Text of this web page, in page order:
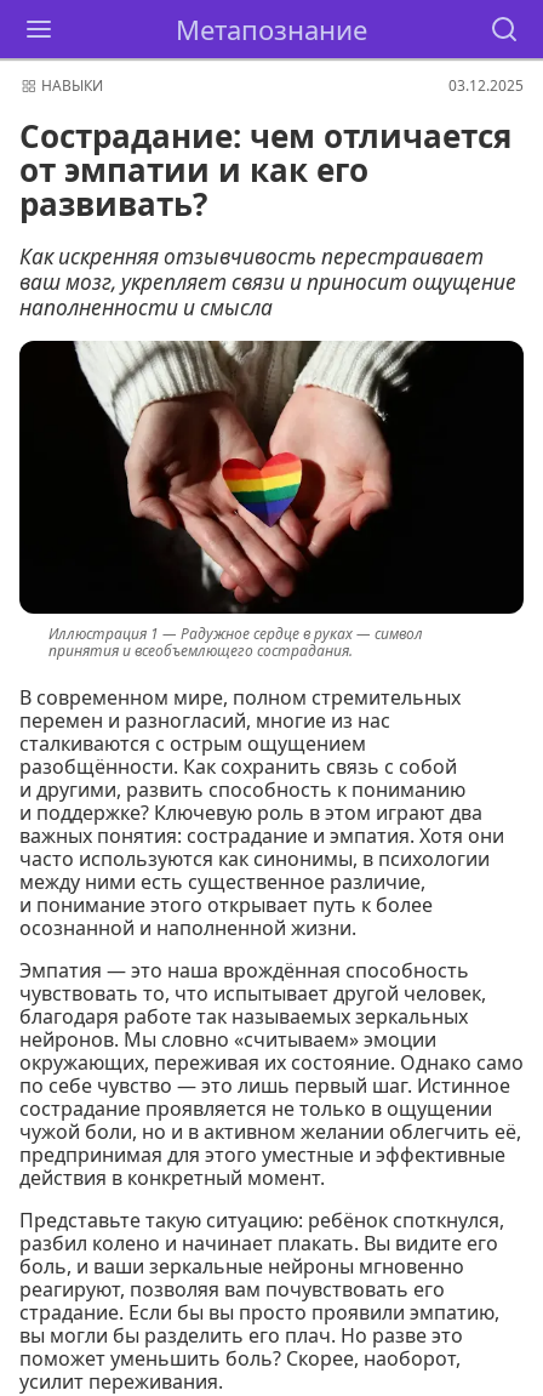
Метапознание
НАВЫКИ 03.12.2025
Сострадание: чем отличается
от эмпатии и как его
развивать?
Как искренняя отзывчивость перестраивает
ваш мозг, укрепляет связи и приносит ощущение
наполненности и смысла
Радужное сердце в руках — символ
принятия и всеобъемлющего сострадания.
В современном мире, полном стремительных
перемен и разногласий, многие из нас
сталкиваются с острым ощущением
разобщённости. Как сохранить связь с собой
и другими, развить способность к пониманию
и поддержке? Ключевую роль в этом играют два
важных понятия: сострадание и эмпатия. Хотя они
часто используются как синонимы, в психологии
между ними есть существенное различие,
и понимание этого открывает путь к более
осознанной и наполненной жизни.
Эмпатия — это наша врождённая способность
чувствовать то, что испытывает другой человек,
благодаря работе так называемых зеркальных
нейронов. Мы словно «считываем» эмоции
окружающих, переживая их состояние. Однако само
по себе чувство — это лишь первый шаг. Истинное
сострадание проявляется не только в ощущении
чужой боли, но и в активном желании облегчить её,
предпринимая для этого уместные и эффективные
действия в конкретный момент.
Представьте такую ситуацию: ребёнок споткнулся,
разбил колено и начинает плакать. Вы видите его
боль, и ваши зеркальные нейроны мгновенно
реагируют, позволяя вам почувствовать его
страдание. Если бы вы просто проявили эмпатию,
вы могли бы разделить его плач. Но разве это
поможет уменьшить боль? Скорее, наоборот,
усилит переживания.